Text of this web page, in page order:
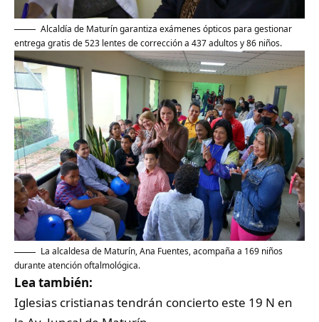
Alcaldía de Maturín garantiza exámenes ópticos para gestionar
entrega gratis de 523 lentes de corrección a 437 adultos y 86 niños.
La alcaldesa de Maturín, Ana Fuentes, acompaña a 169 niños
durante atención oftalmológica.
Lea también:
Iglesias cristianas tendrán concierto este 19 N en